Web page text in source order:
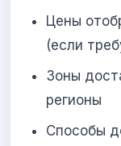
Цены
(если
Зоны
регионы
Способы